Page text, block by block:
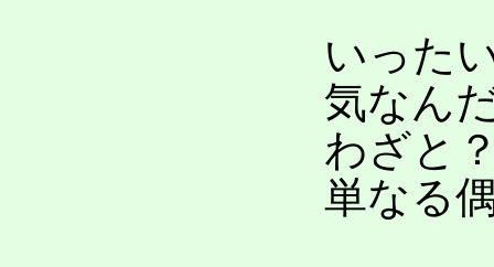
いった
気なん
わざと
単なる